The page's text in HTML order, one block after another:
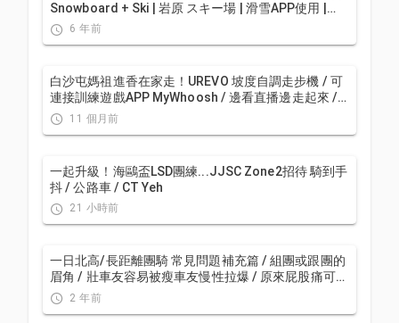
Snowboard + Ski | 岩原 スキー場 | 滑雪APP使用 |
GoPro Max
6 年前
白沙屯媽祖進香在家走！UREVO 坡度自調走步機 / 可
連接訓練遊戲APP MyWhoosh / 邊看直播邊走起來 /
CT Yeh11 個月前
一起升級！海鷗盃LSD團練...JJSC Zone2招待 騎到手
抖 / 公路車 / CT Yeh
21 小時前
一日北高/長距離團騎 常見問題補充篇 / 組團或跟團的
眉角 / 壯車友容易被瘦車友慢性拉爆 / 原來屁股痛可能
是這個原因...？ / 風場配速法 / 公路車 / CT Yeh
2 年前